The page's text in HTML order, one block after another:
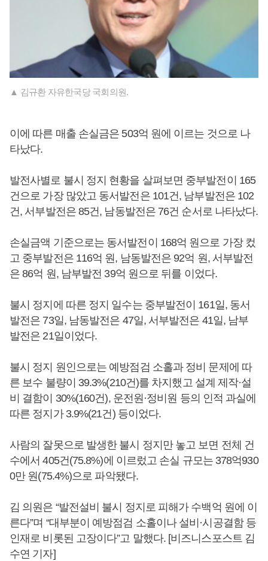
▲ 김규환 자유한국당 국회의원.
이에 따른 매출 손실금은 503억 원에 이르는 것으로 나
타났다.
발전사별로 불시 정지 현황을 살펴보면 중부발전이 165
건으로 가장 많았고 동서발전은 101건, 남부발전은 102
건, 서부발전은 85건, 남동발전은 76건 순서로 나타났다.
손실금액 기준으로는 동서발전이 168억 원으로 가장 컸
고 중부발전은 116억 원, 남동발전은 92억 원, 서부발전
은 86억 원, 남부발전 39억 원으로 뒤를 이었다.
불시 정지에 따른 정지 일수는 중부발전이 161일, 동서
발전은 73일, 남동발전은 47일, 서부발전은 41일, 남부
발전은 21일이었다.
불시 정지 원인으로는 예방점검 소홀과 정비 문제에 따
른 보수 불량이 39.3%(210건)를 차지했고 설계 제작·설
비 결함이 30%(160건), 운전원·정비원 등의 인적 과실에
따른 정지가 3.9%(21건) 등이었다.
사람의 잘못으로 발생한 불시 정지만 놓고 보면 전체 건
수에서 405건(75.8%)에 이르렀고 손실 규모는 378억930
0만 원(75.4%)으로 파악됐다.
김 의원은 “발전설비 불시 정지로 피해가 수백억 원에 이
른다”며 “대부분이 예방점검 소홀이나 설비·시공결함 등
인재로 비롯된 고장이다”고 말했다. [비즈니스포스트 김
수연 기자]